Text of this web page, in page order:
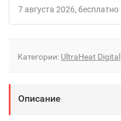
7 августа 2026
Бесплатно
Категории: UltraHeat Digital
Описание